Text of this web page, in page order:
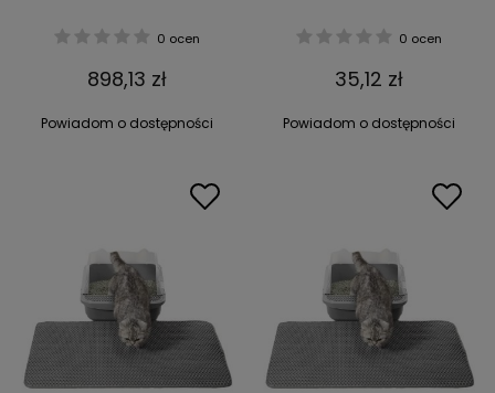
0 ocen
898,13 zł
Powiadom o dostępności
0 ocen
35,12 zł
Powiadom o dostępności